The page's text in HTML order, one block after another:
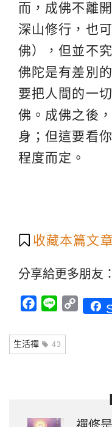
而，成佛不離
深山修行，也
佛），但並不
佛陀是有差別
要把人間的一
佛。成佛之後
身；但這要看
程度而定。
收藏本篇文章
分享給更多朋友：
Facebook
Line Copy
生活禪 43